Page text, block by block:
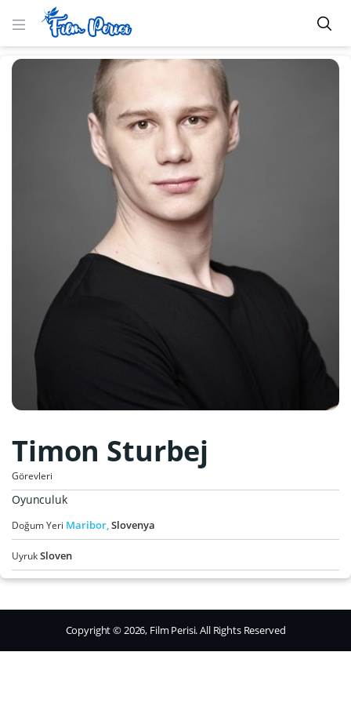
Timon Sturbej
Görevleri
Oyunculuk
Doğum Yeri Maribor,Slovenya
UyrukSloven
Copyright © 2026, Film Perisi. All Rights Reserved